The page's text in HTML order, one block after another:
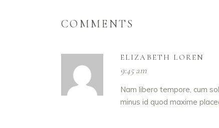
COMMENTS
ELIZABETH LOREN
9:45 am
Nam libero tempore, cum
minus id quod maxime